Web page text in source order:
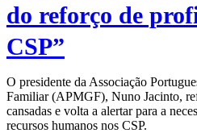
do reforço de
CSP”
O presidente da Associação
Familiar (APMGF), Nuno Jacinto,
cansadas e volta a alertar para a
recursos humanos nos CSP.